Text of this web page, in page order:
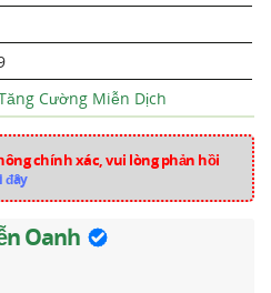
Cường Miễn Dịch
chính xác, vui lòng phản hồi
đây
Oanh